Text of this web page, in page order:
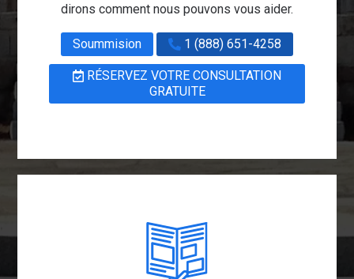
dirons comment nous pouvons vous aider.
Soummision 1 (888) 651-4258
RÉSERVEZ VOTRE CONSULTATION
GRATUITE